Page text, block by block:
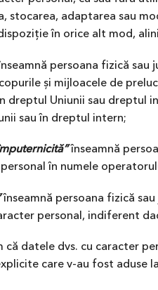
stocarea, adaptarea sau
în orice alt mod,
persoana fizică sau
și mijloacele de
dreptul Uniunii sau dreptul
sau în dreptul intern;
înseamnă
în numele
înseamnă persoana fizică
personal, indiferent
că datele dvs. cu caracter
care v-au fost aduse